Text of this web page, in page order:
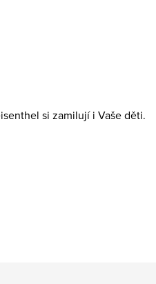
si zamilují i Vaše děti.